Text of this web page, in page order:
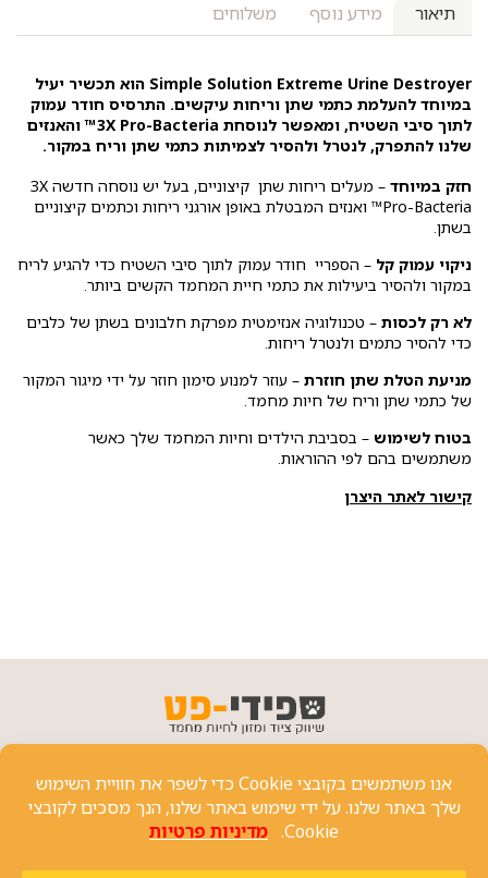
תיאור מידע נוסף משלוחים
Simple Solution Extreme Urine Destroyer הוא תכשיר יעיל
במיוחד להעלמת כתמי שתן וריחות עיקשים. התרסיס חודר עמוק
לתוך סיבי השטיח, ומאפשר לנוסחת 3X Pro-Bacteria™ והאנזים
שלנו להתפרק, לנטרל ולהסיר לצמיתות כתמי שתן וריח במקור.
חזק במיוחד
– מעלים ריחות שתן קיצוניים, בעל יש נוסחה חדשה 3X
Pro-Bacteria™ ואנזים המבטלת באופן אורגני ריחות וכתמים קיצוניים
בשתן.
ניקוי עמוק קל – הספריי חודר עמוק לתוך סיבי השטיח כדי להגיע לריח
במקור ולהסיר ביעילות את כתמי חיית המחמד הקשים ביותר.
לא רק לכסות – טכנולוגיה אנזימטית מפרקת חלבונים בשתן של כלבים
כדי להסיר כתמים ולנטרל ריחות.
מניעת הטלת שתן חוזרת – עוזר למנוע סימון חוזר על ידי מיגור המקור
של כתמי שתן וריח של חיות מחמד.
בטוח לשימוש – בסביבת הילדים וחיות המחמד שלך כאשר
משתמשים בהם לפי ההוראות.
קישור לאתר היצרן